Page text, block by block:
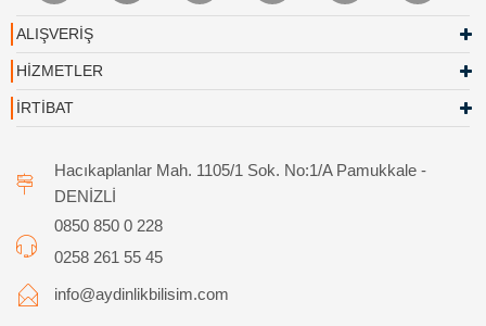
ALIŞVERİŞ
HİZMETLER
İRTİBAT
Hacıkaplanlar Mah. 1105/1 Sok. No:1/A Pamukkale -
DENİZLİ
0850 850 0 228
0258 261 55 45
info@aydinlikbilisim.com